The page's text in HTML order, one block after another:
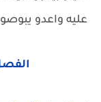
عليه واعدو
الفصل